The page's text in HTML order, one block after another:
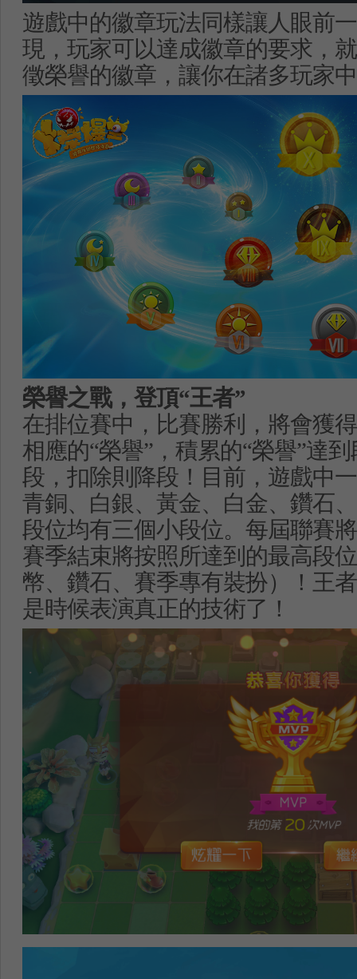
遊戲中的徽章玩法同樣讓人眼前
現，玩家可以達成徽章的要求，
徵榮譽的徽章，讓你在諸多玩家
榮譽之戰，登頂“王者”
在排位賽中，比賽勝利，將會獲得
相應的“榮譽” ，積累的“榮譽”達到
段，扣除則降段！目前，遊戲中
青銅、白銀、黃金、白金、鑽石
段位均有三個小段位。每屆聯賽
賽季結束將按照所達到的最高段
幣、鑽石、賽季專有裝扮）！王
是時候表演真正的技術了！